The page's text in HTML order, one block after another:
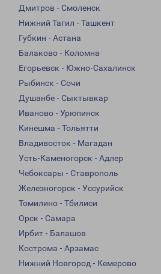
Дмитров - Смоленск
Нижний Тагил - Ташкент
Губкин - Астана
Балаково - Коломна
Егорьевск - Южно-Сахалинск
Рыбинск - Сочи
Душанбе - Сыктывкар
Иваново - Урюпинск
Кинешма - Тольятти
Владивосток - Магадан
Усть-Каменогорск - Адлер
Чебоксары - Ставрополь
Железногорск - Уссурийск
Томилино - Тбилиси
Орск - Самара
Ирбит - Балашов
Кострома - Арзамас
Нижний Новгород - Кемерово